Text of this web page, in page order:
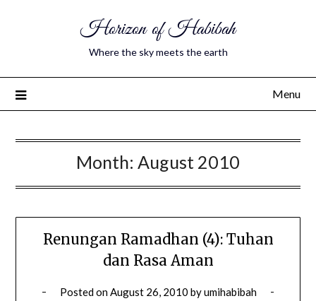
Horizon of Habibah
Where the sky meets the earth
Menu
Month: August 2010
Renungan Ramadhan (4): Tuhan
dan Rasa Aman
Posted onAugust 26, 2010 byumihabibah